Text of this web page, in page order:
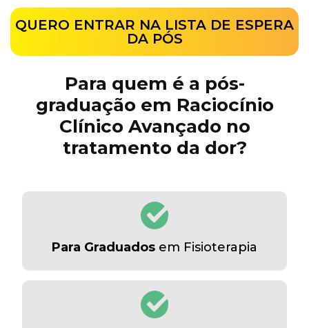
QUERO ENTRAR NA LISTA DE ESPERA
DA PÓS
Para quem é a pós-
graduação em Raciocínio
Clínico Avançado no
tratamento da dor?
Para Graduados em Fisioterapia